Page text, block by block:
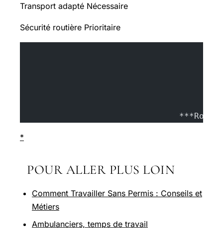
Transport adapté Nécessaire
Sécurité routière Prioritaire
*
POUR ALLER PLUS LOIN
Comment Travailler Sans Permis : Conseils et
Métiers
Ambulanciers, temps de travail